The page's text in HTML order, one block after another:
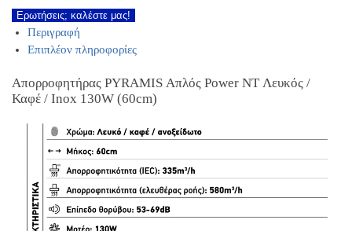
Ερωτήσεις; καλέστε μας!
Περιγραφή
Επιπλέον πληροφορίες
Απορροφητήρας PYRAMIS Απλός Power NT Λευκός /
Καφέ / Inox 130W (60cm)